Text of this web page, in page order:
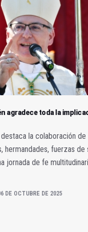
agradece toda la
la colaboración de
hermandades, fuerzas de
jornada de fe
DE OCTUBRE DE 2025